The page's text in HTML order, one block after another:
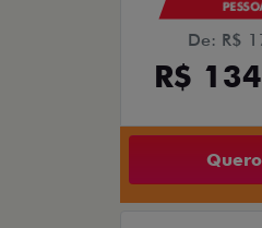
De: R$
R$